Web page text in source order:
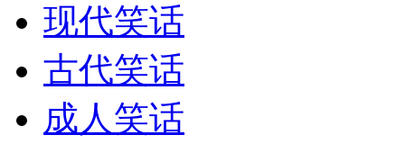
现代笑话
古代笑话
成人笑话